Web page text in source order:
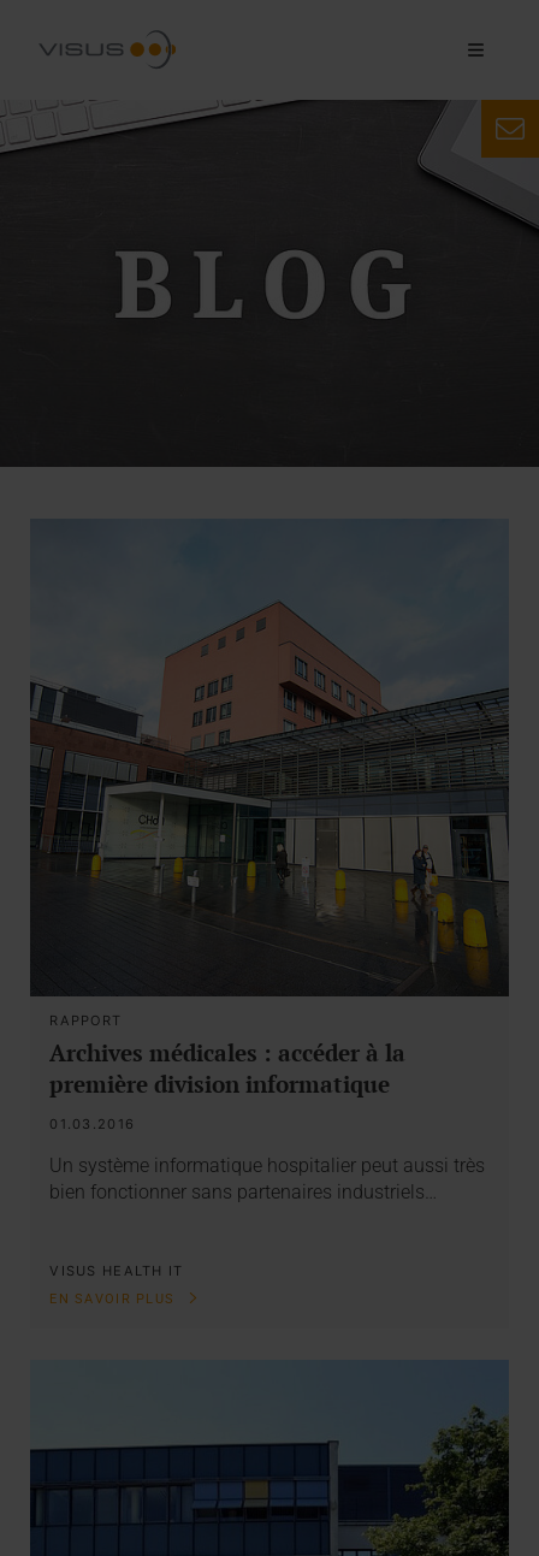
RAPPORT
Archives médicales : accéder à la
première division informatique
01.03.2016
Un système informatique hospitalier peut aussi très
bien fonctionner sans partenaires industriels…
VISUS HEALTH IT
EN SAVOIR PLUS